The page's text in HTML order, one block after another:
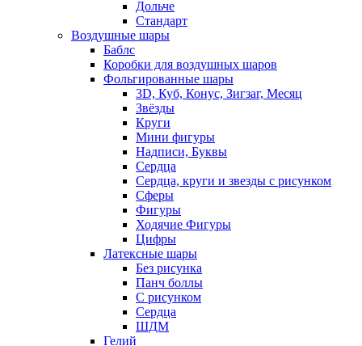
Дольче
Стандарт
Воздушные шары
Баблс
Коробки для воздушных шаров
Фольгированные шары
3D, Куб, Конус, Зигзаг, Месяц
Звёзды
Круги
Мини фигуры
Надписи, Буквы
Сердца
Сердца, круги и звезды с рисунком
Сферы
Фигуры
Ходячие Фигуры
Цифры
Латексные шары
Без рисунка
Панч боллы
С рисунком
Сердца
ШДМ
Гелий